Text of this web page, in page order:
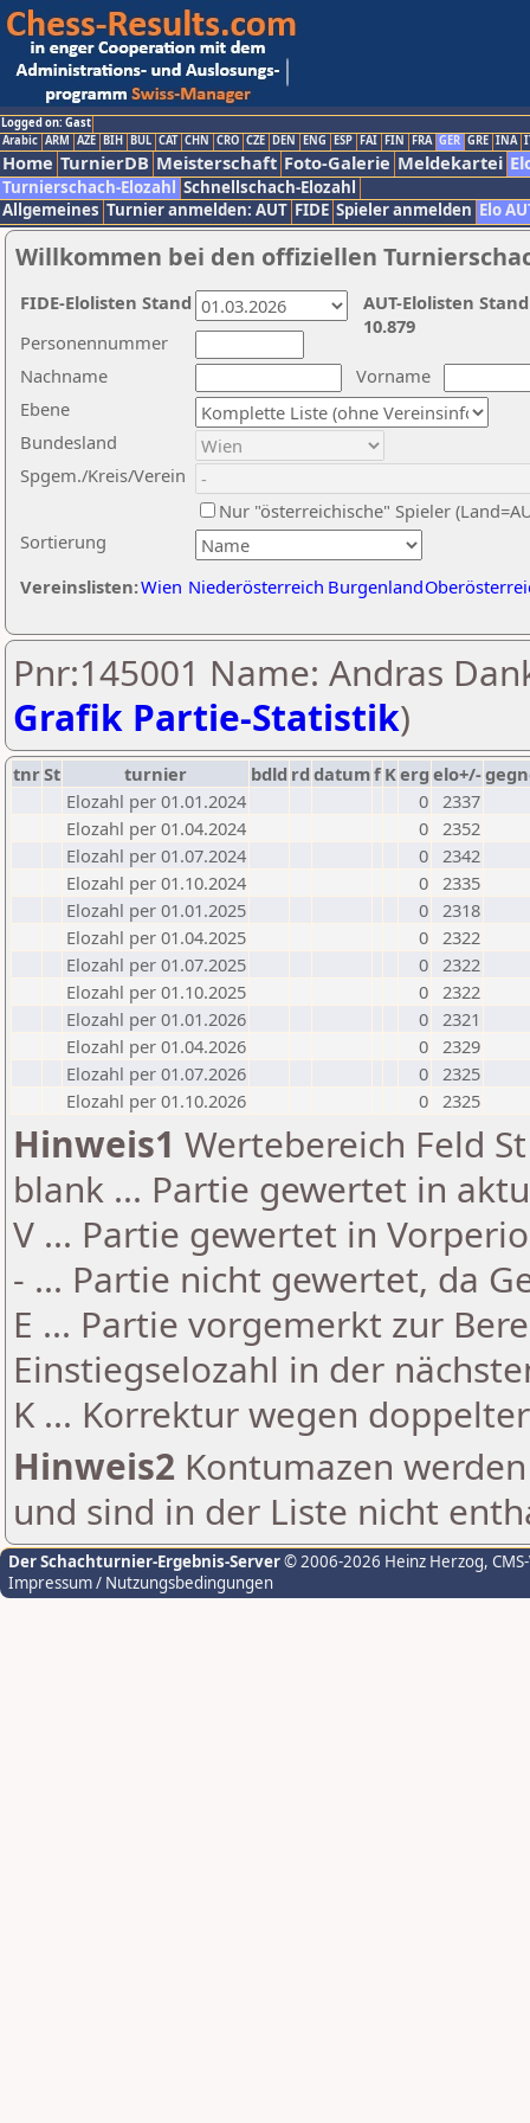
Logged on: Gast
Arabic ARM AZE BIH BUL CAT CHN CRO CZE DEN ENG ESP FAI FIN FRA GER GRE INA
Home TurnierDB Meisterschaft Foto-Galerie Meldekartei
Turnierschach-Elozahl Schnellschach-Elozahl
Allgemeines Turnier anmelden: AUT FIDE Spieler anmelden Elo
Willkommen bei den offiziellen
Nachname
Vorname
Ebene
Sortierung
Personennummer
Bundesland
Spgem./Kreis/Verein
Nur "österreichische" Spieler
Vereinslisten:Wien Niederösterreich Burgenland
AUT-Elolisten
10.879
FIDE-Elolisten Stand
Pnr:145001 Name: Andras
Grafik Partie-Statistik)
tnrSt turnier bdld rd datumf Kerg elo+/-
Elozahl per 01.01.2024
0 2337
Elozahl per 01.04.2024
0 2352
Elozahl per 01.07.2024
0 2342
Elozahl per 01.10.2024
0 2335
Elozahl per 01.01.2025
0 2318
Elozahl per 01.04.2025
0 2322
Elozahl per 01.07.2025
0 2322
Elozahl per 01.10.2025
0 2322
Elozahl per 01.01.2026
0 2321
Elozahl per 01.04.2026
0 2329
Elozahl per 01.07.2026
0 2325
Elozahl per 01.10.2026
0 2325
Hinweis1 Wertebereich Feld
blank ... Partie gewertet in
V ... Partie gewertet in
- ... Partie nicht gewertet, da
E ... Partie vorgemerkt zur
Einstiegselozahl in der
K ... Korrektur wegen
Hinweis2 Kontumazen
und sind in der Liste nicht
Der Schachturnier-Ergebnis-Server© 2006-2026 Heinz Herzog,
Impressum / Nutzungsbedingungen